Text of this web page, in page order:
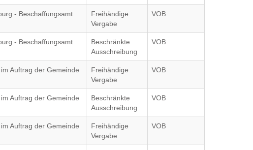
- Beschaffungsamt
Freihändige
Vergabe
VOB
- Beschaffungsamt
Beschränkte
Ausschreibung
VOB
Auftrag der Gemeinde
Freihändige
Vergabe
VOB
Auftrag der Gemeinde
Beschränkte
Ausschreibung
VOB
Auftrag der Gemeinde
Freihändige
Vergabe
VOB